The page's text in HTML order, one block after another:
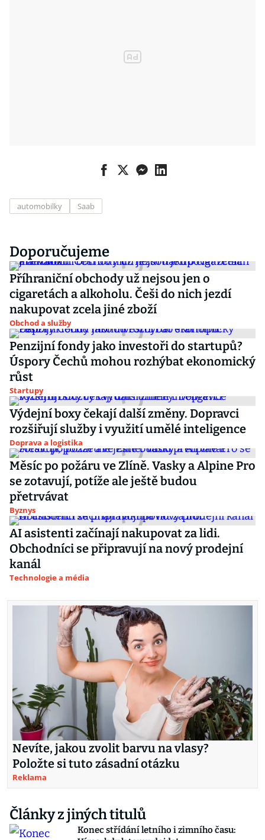
automobilky Saab
Doporučujeme
Příhraniční obchody už nejsou jen o
cigaretách a alkoholu. Češi do nich jezdí
nakupovat zcela jiné zboží
Obchod a služby
Penzijní fondy jako investoři do startupů?
Úspory Čechů mohou rozhýbat ekonomický
růst
Startupy
Výdejní boxy čekají další změny. Dopravci
rozšiřují služby i využití umělé inteligence
Doprava a logistika
Měsíc po požáru ve Zlíně. Vasky a Alpine Pro
se zotavují, potíže ale ještě budou
přetrvávat
Byznys
AI asistenti začínají nakupovat za lidi.
Obchodníci se připravují na nový prodejní
kanál
Technologie a média
Nevíte, jakou zvolit barvu na vlasy?
Položte si tuto zásadní otázku
Reklama
Články z jiných titulů
Konec střídání letního i zimního času: